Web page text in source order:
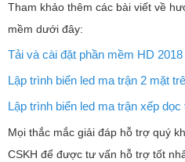
Tham khảo thêm các bài viết về
mềm dưới đây:
Tải và cài đặt phần mềm HD
Lập trình biển led ma trận 2 mặt
Lập trình biển led ma trận xếp
Mọi thắc mắc giải đáp hỗ trợ quý
CSKH để được tư vấn hỗ trợ tốt